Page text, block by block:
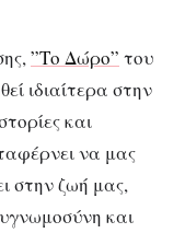
”Το Δώρο” του
ιδιαίτερα στην
και
να μας
στην ζωή μας,
και